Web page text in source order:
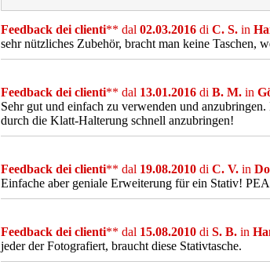
Feedback dei clienti** dal 02.03.2016 di C. S. in
sehr nützliches Zubehör, bracht man keine Taschen,
Feedback dei clienti** dal 13.01.2016 di B. M. in
Sehr gut und einfach zu verwenden und
durch die Klatt-Halterung schnell anzubringen!
Feedback dei clienti** dal 19.08.2010 di C. V. in
Einfache aber geniale Erweiterung für ein Stativ!
Feedback dei clienti** dal 15.08.2010 di S. B. in
jeder der Fotografiert, braucht diese Stativtasche.